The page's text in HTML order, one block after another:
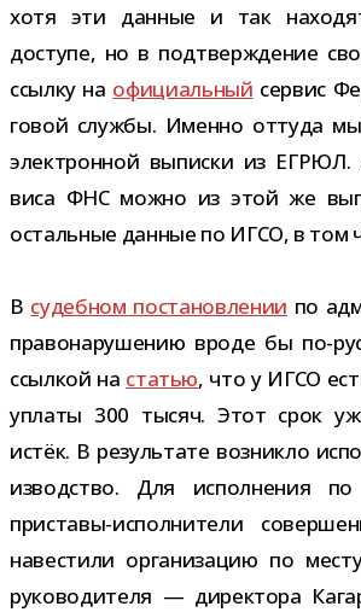
хотя эти дан­ные и так
доступе, но в под­твер­жде­ние
ссылку на офи­ци­аль­ный сер­вис
го­вой службы. Именно оттуда
элек­трон­ной выписки из
виса ФНС можно из этой же
осталь­ные дан­ные по ИГСО, в том
В судеб­ном поста­нов­ле­нии по
пра­во­на­ру­ше­нию вроде бы по-​
ссыл­кой на ста­тью, что у ИГСО
уплаты 300 тысяч. Этот срок
истёк. В резуль­тате воз­никло
из­вод­ство. Для испол­не­ния
приставы-​исполнители
наве­стили орга­ни­за­цию по
руко­во­ди­теля — дирек­тора